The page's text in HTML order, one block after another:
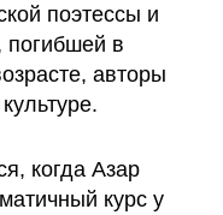
поэтессы и
погибшей в
авторы
когда Азар
курс у